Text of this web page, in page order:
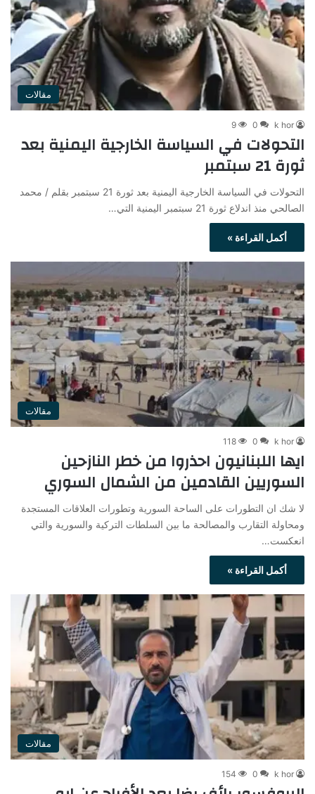
مقالات
k hor
0
9
التحولات في السياسة الخارجية اليمنية بعد
ثورة 21 سبتمبر
التحولات في السياسة الخارجية اليمنية بعد ثورة 21 سبتمبر بقلم / محمد
الصالحي منذ اندلاع ثورة 21 سبتمبر اليمنية التي…
أكمل القراءة »
مقالات
k hor
0
118
ايها اللبنانيون احذروا من خطر النازحين
السوريين القادمين من الشمال السوري
لا شك ان التطورات على الساحة السورية وتطورات العلاقات المستجدة
ومحاولة التقارب والمصالحة ما بين السلطات التركية والسورية والتي
انعكست…
أكمل القراءة »
مقالات
k hor
0
154